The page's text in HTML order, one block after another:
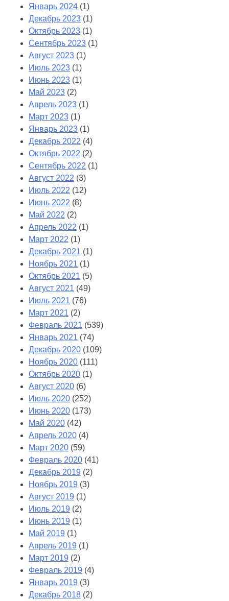
Январь 2024 (1)
Декабрь 2023 (1)
Октябрь 2023 (1)
Сентябрь 2023 (1)
Август 2023 (1)
Июль 2023 (1)
Июнь 2023 (1)
Май 2023 (2)
Апрель 2023 (1)
Март 2023 (1)
Январь 2023 (1)
Декабрь 2022 (4)
Октябрь 2022 (2)
Сентябрь 2022 (1)
Август 2022 (3)
Июль 2022 (12)
Июнь 2022 (8)
Май 2022 (2)
Апрель 2022 (1)
Март 2022 (1)
Декабрь 2021 (1)
Ноябрь 2021 (1)
Октябрь 2021 (5)
Август 2021 (49)
Июль 2021 (76)
Март 2021 (2)
Февраль 2021 (539)
Январь 2021 (74)
Декабрь 2020 (109)
Ноябрь 2020 (111)
Октябрь 2020 (1)
Август 2020 (6)
Июль 2020 (252)
Июнь 2020 (173)
Май 2020 (42)
Апрель 2020 (4)
Март 2020 (59)
Февраль 2020 (41)
Декабрь 2019 (2)
Ноябрь 2019 (3)
Август 2019 (1)
Июль 2019 (2)
Июнь 2019 (1)
Май 2019 (1)
Апрель 2019 (1)
Март 2019 (2)
Февраль 2019 (4)
Январь 2019 (3)
Декабрь 2018 (2)